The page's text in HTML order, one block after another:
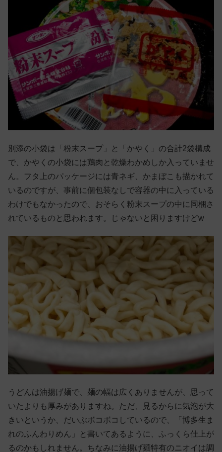
別添の小袋は「粉末スープ」と「かやく」の合計2袋構成
で、かやくの小袋には鶏肉と乾燥わかめしか入っていませ
ん。フタ上のパッケージには青ネギ、かまぼこも描かれて
いるのですが、事前に個包装なしで容器の中に入っている
わけでもなかったので、おそらく粉末スープの中に同梱さ
れているものと思われます。じゃないと困りますけどw
うどんは油揚げ麺で、麺の幅は広くありませんが、思って
いたよりも厚みがありますね。ただ、見るからに気泡が大
きいというか、だいぶボコボコしているので、「博多生ま
れのふんわりめん」と書いてあるように、ふっくら仕上が
るのかもしれません。ちなみに油揚げ麺特有のニオイは調